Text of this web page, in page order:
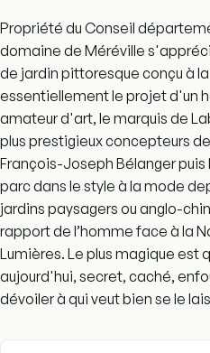
Propriété du Conseil
domaine de Méréville
de jardin pittoresque conçu à la
essentiellement le projet d'un
amateur d'art, le marquis de
plus prestigieux concepteurs
François-Joseph Bélanger puis
parc dans le style à la mode
jardins paysagers ou anglo-
rapport de l’homme face à la
Lumières. Le plus magique est
aujourd'hui, secret, caché,
dévoiler à qui veut bien se le